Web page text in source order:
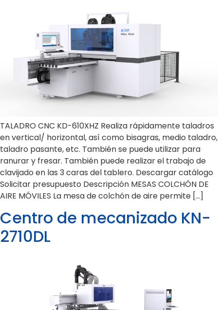
TALADRO CNC KD-610XHZ Realiza rápidamente taladros
en vertical/ horizontal, así como bisagras, medio taladro,
taladro pasante, etc. También se puede utilizar para
ranurar y fresar. También puede realizar el trabajo de
clavijado en las 3 caras del tablero. Descargar catálogo
Solicitar presupuesto Descripción MESAS COLCHÓN DE
AIRE MÓVILES La mesa de colchón de aire permite […]
Centro de mecanizado KN-
2710DL